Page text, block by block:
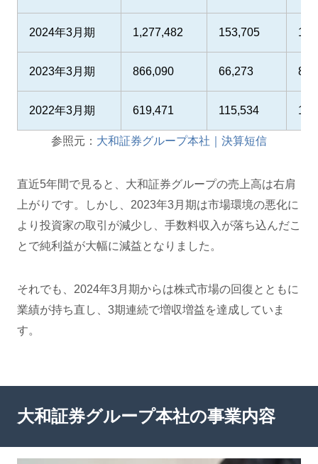
2024年3月期 1,277,482 153,705
2023年3月期 866,090 66,273
2022年3月期 619,471 115,534
参照元： 大和証券グループ本社｜決算短信
直近5年間で見ると、大和証券グループの売上高は右肩
上がりです。しかし、2023年3月期は市場環境の悪化に
より投資家の取引が減少し、手数料収入が落ち込んだこ
とで純利益が大幅に減益となりました。
それでも、2024年3月期からは株式市場の回復とともに
業績が持ち直し、3期連続で増収増益を達成していま
す。
大和証券グループ本社の事業内容